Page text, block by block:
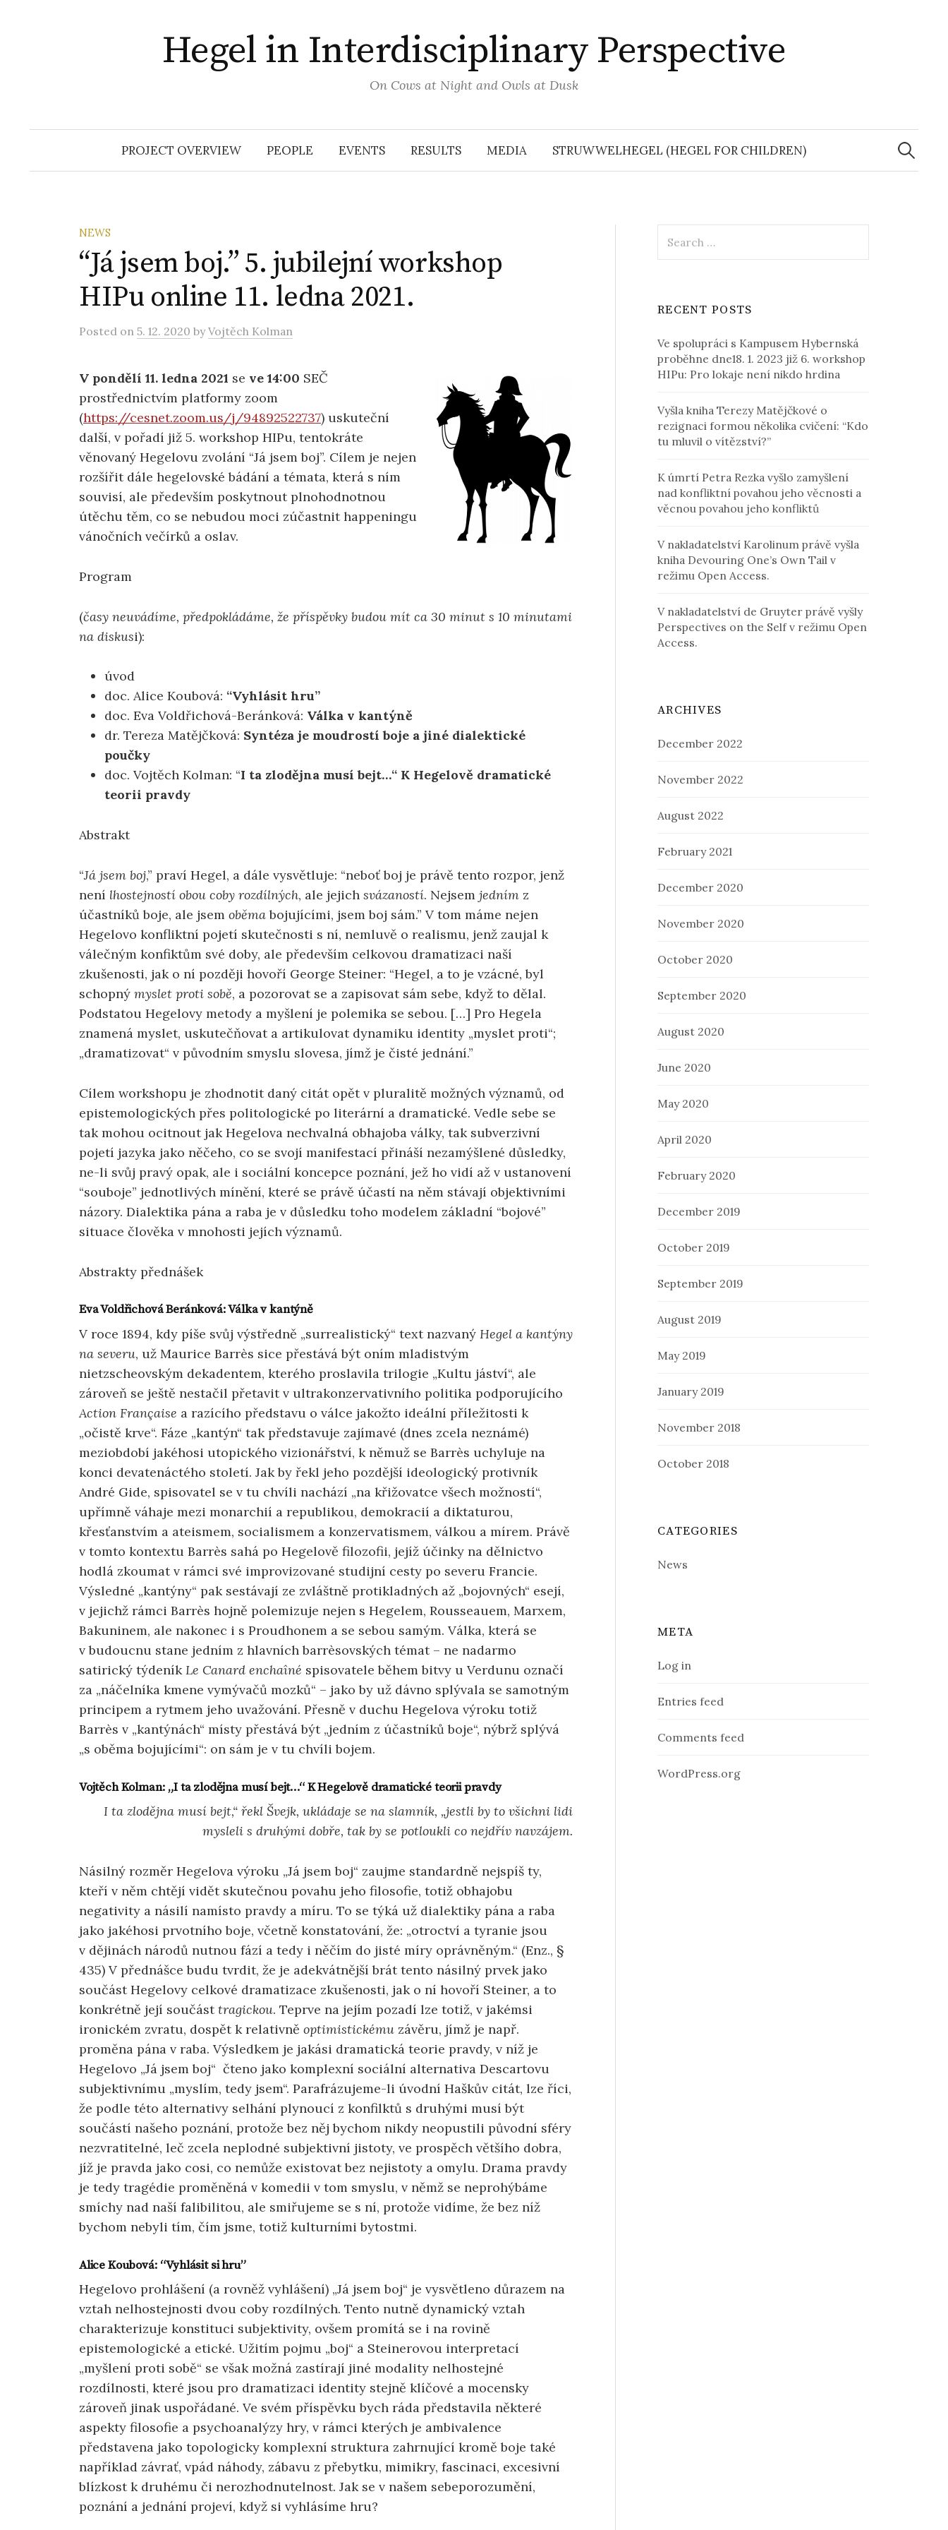
Hegel in Interdisciplinary Perspective
On Cows at Night and Owls at Dusk
PROJECT OVERVIEW PEOPLE EVENTS RESULTS MEDIA STRUWWELHEGEL (HEGEL FOR CHILDREN)
Search
for:
NEWS
“Já jsem boj.” 5. jubilejní workshop
HIPu online 11. ledna 2021.
Posted on 5. 12. 2020 byVojtěch Kolman
V pondělí 11. ledna 2021 se ve 14:00 SEČ
prostřednictvím platformy zoom
(https://cesnet.zoom.us/j/94892522737) uskuteční
další, v pořadí již 5. workshop HIPu, tentokráte
věnovaný Hegelovu zvolání “Já jsem boj”. Cílem je nejen
rozšířit dále hegelovské bádání a témata, která s ním
souvisí, ale především poskytnout plnohodnotnou
útěchu těm, co se nebudou moci zúčastnit happeningu
vánočních večírků a oslav.
Program
(časy neuvádíme, předpokládáme, že příspěvky budou mít ca 30 minut s 10 minutami
na diskusi):
úvod
doc. Alice Koubová: “Vyhlásit hru”
doc. Eva Voldřichová-Beránková: Válka v kantýně
dr. Tereza Matějčková: Syntéza je moudrostí boje a jiné dialektické
poučky
doc. Vojtěch Kolman: “I ta zlodějna musí bejt…“ K Hegelově dramatické
teorii pravdy
Abstrakt
“Já jsem boj,” praví Hegel, a dále vysvětluje: “neboť boj je právě tento rozpor, jenž
není lhostejností obou coby rozdílných, ale jejich svázaností. Nejsem jedním z
účastníků boje, ale jsem oběmabojujícími, jsem boj sám.” V tom máme nejen
Hegelovo konfliktní pojetí skutečnosti s ní, nemluvě o realismu, jenž zaujal k
válečným konfiktům své doby, ale především celkovou dramatizaci naší
zkušenosti, jak o ní později hovoří George Steiner: “Hegel, a to je vzácné, byl
schopný myslet proti sobě, a pozorovat se a zapisovat sám sebe, když to dělal.
Podstatou Hegelovy metody a myšlení je polemika se sebou. […] Pro Hegela
znamená myslet, uskutečňovat a artikulovat dynamiku identity „myslet proti“;
„dramatizovat“ v původním smyslu slovesa, jímž je čisté jednání.”
Cílem workshopu je zhodnotit daný citát opět v pluralitě možných významů, od
epistemologických přes politologické po literární a dramatické. Vedle sebe se
tak mohou ocitnout jak Hegelova nechvalná obhajoba války, tak subverzivní
pojetí jazyka jako něčeho, co se svojí manifestací přináší nezamýšlené důsledky,
ne-li svůj pravý opak, ale i sociální koncepce poznání, jež ho vidí až v ustanovení
“souboje” jednotlivých mínění, které se právě účastí na něm stávají objektivními
názory. Dialektika pána a raba je v důsledku toho modelem základní “bojové”
situace člověka v mnohosti jejích významů.
Abstrakty přednášek
Eva Voldřichová Beránková: Válka v kantýně
V roce 1894, kdy píše svůj výstředně „surrealistický“ text nazvaný Hegel a kantýny
na severu, už Maurice Barrès sice přestává být oním mladistvým
nietzscheovským dekadentem, kterého proslavila trilogie „Kultu jáství“, ale
zároveň se ještě nestačil přetavit v ultrakonzervativního politika podporujícího
Action Française a razícího představu o válce jakožto ideální příležitosti k
„očistě krve“. Fáze „kantýn“ tak představuje zajímavé (dnes zcela neznámé)
meziobdobí jakéhosi utopického vizionářství, k němuž se Barrès uchyluje na
konci devatenáctého století. Jak by řekl jeho pozdější ideologický protivník
André Gide, spisovatel se v tu chvíli nachází „na křižovatce všech možností“,
upřímně váhaje mezi monarchií a republikou, demokracií a diktaturou,
křesťanstvím a ateismem, socialismem a konzervatismem, válkou a mírem. Právě
v tomto kontextu Barrès sahá po Hegelově filozofii, jejíž účinky na dělnictvo
hodlá zkoumat v rámci své improvizované studijní cesty po severu Francie.
Výsledné „kantýny“ pak sestávají ze zvláštně protikladných až „bojovných“ esejí,
v jejichž rámci Barrès hojně polemizuje nejen s Hegelem, Rousseauem, Marxem,
Bakuninem, ale nakonec i s Proudhonem a se sebou samým. Válka, která se
v budoucnu stane jedním z hlavních barrèsovských témat – ne nadarmo
satirický týdeníkLe Canard enchaîné spisovatele během bitvy u Verdunu označí
za „náčelníka kmene vymývačů mozků“ – jako by už dávno splývala se samotným
principem a rytmem jeho uvažování. Přesně v duchu Hegelova výroku totiž
Barrès v „kantýnách“ místy přestává být „jedním z účastníků boje“, nýbrž splývá
„s oběma bojujícími“: on sám je v tu chvíli bojem.
Vojtěch Kolman: „I ta zlodějna musí bejt…“ K Hegelově dramatické teorii pravdy
I ta zlodějna musí bejt,“ řekl Švejk, ukládaje se na slamník, „jestli by to všichni lidi
mysleli s druhými dobře, tak by se potloukli co nejdřív navzájem.
Násilný rozměr Hegelova výroku „Já jsem boj“ zaujme standardně nejspíš ty,
kteří v něm chtějí vidět skutečnou povahu jeho filosofie, totiž obhajobu
negativity a násilí namísto pravdy a míru. To se týká už dialektiky pána a raba
jako jakéhosi prvotního boje, včetně konstatování, že: „otroctví a tyranie jsou
v dějinách národů nutnou fází a tedy i něčím do jisté míry oprávněným.“ (Enz., §
435) V přednášce budu tvrdit, že je adekvátnější brát tento násilný prvek jako
součást Hegelovy celkové dramatizace zkušenosti, jak o ní hovoří Steiner, a to
konkrétně její součásttragickou. Teprve na jejím pozadí lze totiž, v jakémsi
ironickém zvratu, dospět k relativně optimistickému závěru, jímž je např.
proměna pána v raba. Výsledkem je jakási dramatická teorie pravdy, v níž je
Hegelovo „Já jsem boj“ čteno jako komplexní sociální alternativa Descartovu
subjektivnímu „myslím, tedy jsem“. Parafrázujeme-li úvodní Haškův citát, lze říci,
že podle této alternativy selhání plynoucí z konfilktů s druhými musí být
součástí našeho poznání, protože bez něj bychom nikdy neopustili původní sféry
nezvratitelné, leč zcela neplodné subjektivní jistoty, ve prospěch většího dobra,
jíž je pravda jako cosi, co nemůže existovat bez nejistoty a omylu. Drama pravdy
je tedy tragédie proměněná v komedii v tom smyslu, v němž se neprohýbáme
smíchy nad naší falibilitou, ale smiřujeme se s ní, protože vidíme, že bez níž
bychom nebyli tím, čím jsme, totiž kulturními bytostmi.
Alice Koubová: “Vyhlásit si hru”
Hegelovo prohlášení (a rovněž vyhlášení) „Já jsem boj“ je vysvětleno důrazem na
vztah nelhostejnosti dvou coby rozdílných. Tento nutně dynamický vztah
charakterizuje konstituci subjektivity, ovšem promítá se i na rovině
epistemologické a etické. Užitím pojmu „boj“ a Steinerovou interpretací
„myšlení proti sobě“ se však možná zastírají jiné modality nelhostejné
rozdílnosti, které jsou pro dramatizaci identity stejně klíčové a mocensky
zároveň jinak uspořádané. Ve svém příspěvku bych ráda představila některé
aspekty filosofie a psychoanalýzy hry, v rámci kterých je ambivalence
představena jako topologicky komplexní struktura zahrnující kromě boje také
například závrať, vpád náhody, zábavu z přebytku, mimikry, fascinaci, excesivní
blízkost k druhému či nerozhodnutelnost. Jak se v našem sebeporozumění,
poznání a jednání projeví, když si vyhlásíme hru?
for:
RECENT POSTS
Ve spolupráci s Kampusem Hybernská
proběhne dne18. 1. 2023 již 6. workshop
HIPu: Pro lokaje není nikdo hrdina
Vyšla kniha Terezy Matějčkové o
rezignaci formou několika cvičení: “Kdo
tu mluvil o vítězství?”
K úmrtí Petra Rezka vyšlo zamyšlení
nad konfliktní povahou jeho věcnosti a
věcnou povahou jeho konfliktů
V nakladatelství Karolinum právě vyšla
kniha Devouring One’s Own Tail v
režimu Open Access.
V nakladatelství de Gruyter právě vyšly
Perspectives on the Self v režimu Open
Access.
ARCHIVES
December 2022
November 2022
August 2022
February 2021
December 2020
November 2020
October 2020
September 2020
August 2020
June 2020
May 2020
April 2020
February 2020
December 2019
October 2019
September 2019
August 2019
May 2019
January 2019
November 2018
October 2018
CATEGORIES
News
META
Log in
Entries feed
Comments feed
WordPress.org